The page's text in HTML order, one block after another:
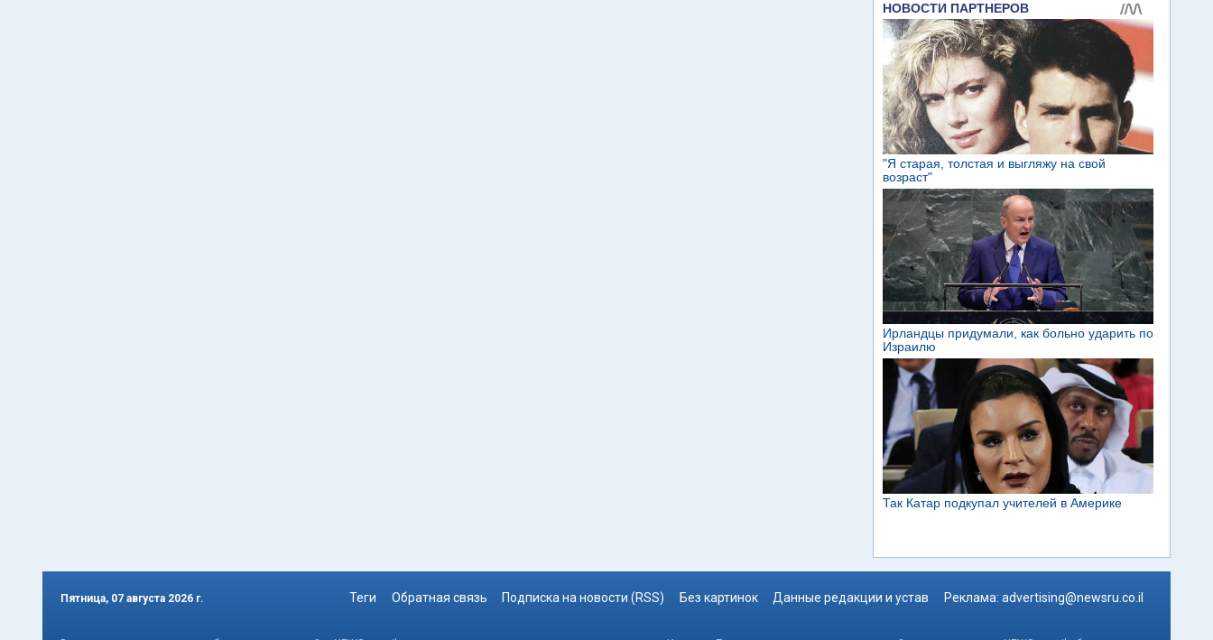
Пятница, 07 августа 2026 г. Теги Обратная связь Подписка на новости (RSS) Без картинок Данные редакции и устав Реклама: advertising@newsru.co.il